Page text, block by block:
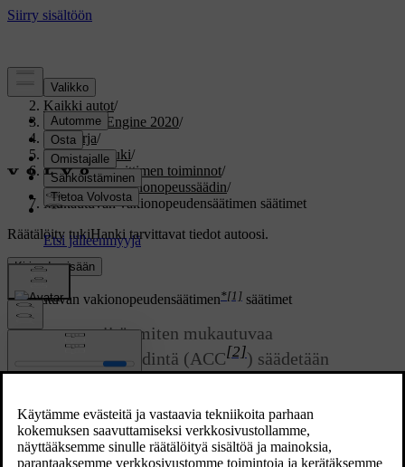
Tuki/
Kaikki autot/
V60 Twin Engine 2020/
Ohjekirja/
Kuljettajan tuki/
Nopeudenrajoittimen toiminnot/
Sopeutuva vakionopeussäädin/
Mukautuvan vakionopeudensäätimen säätimet
Räätälöity tukiHanki tarvittavat tiedot autoosi.
Kirjaudu sisään
Päivitetty 19.03.2020
Mukautuvan vakionopeudensäätimen*[1] säätimet
Yhteenveto siitä, miten mukautuvaa
vakionopeudensäädintä (ACC[2]) säädetään
ohjauspyörän vasemmanpuoleisella painikesarjalla